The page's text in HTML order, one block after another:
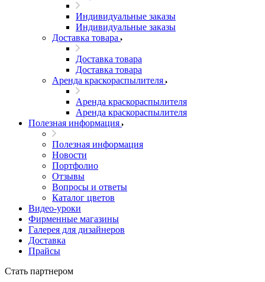
Индивидуальные заказы
Индивидуальные заказы
Доставка товара
Доставка товара
Доставка товара
Аренда краскораспылителя
Аренда краскораспылителя
Аренда краскораспылителя
Полезная информация
Полезная информация
Новости
Портфолио
Отзывы
Вопросы и ответы
Каталог цветов
Видео-уроки
Фирменные магазины
Галерея для дизайнеров
Доставка
Прайсы
Стать партнером